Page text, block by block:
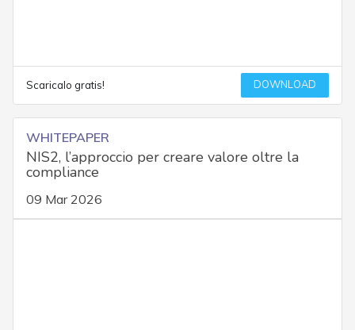
Scaricalo gratis! DOWNLOAD
WHITEPAPER
NIS2, l’approccio per creare valore oltre la
compliance
09 Mar 2026